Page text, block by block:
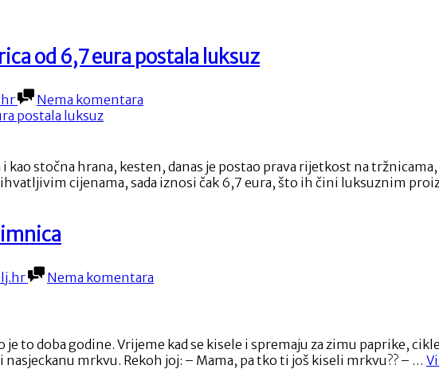
od 6,7 eura postala luksuz
Nema komentara
Cijene
nebo:
Mjerica
kao stočna hrana, kesten, danas je postao prava rijetkost na
cijenama, sada iznosi čak 6,7 eura, što ih čini luksuznim
Nema komentara
Posebna
zimnica
to doba godine. Vrijeme kad se kisele i spremaju za zimu paprike,
mrkvu. Rekoh joj: – Mama, pa tko ti još kiseli mrkvu?? – …